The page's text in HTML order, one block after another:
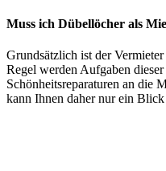
Muss ich Dübellöcher als
Grundsätzlich ist der
Regel werden Aufgaben
Schönheitsreparaturen an die
kann Ihnen daher nur ein